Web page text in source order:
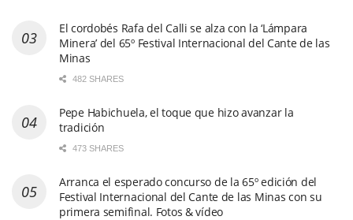
El cordobés Rafa del Calli se alza con la ‘Lámpara
Minera’ del 65º Festival Internacional del Cante de las
Minas
482 SHARES
Pepe Habichuela, el toque que hizo avanzar la
tradición
473 SHARES
Arranca el esperado concurso de la 65º edición del
Festival Internacional del Cante de las Minas con su
primera semifinal. Fotos & vídeo